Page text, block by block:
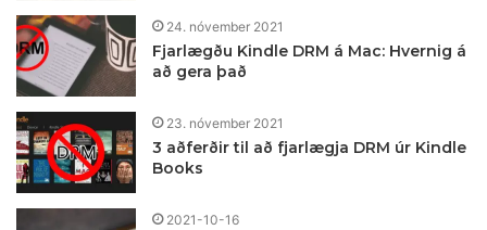
24. nóvember 2021
Fjarlægðu Kindle DRM á Mac: Hvernig á
að gera það
23. nóvember 2021
3 aðferðir til að fjarlægja DRM úr Kindle
Books
2021-10-16